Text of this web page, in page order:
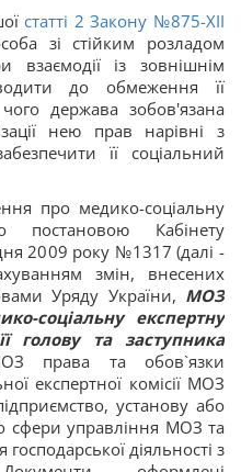
статті 2 Закону №875-ХІІ
зі стійким розладом
із зовнішнім
до обмеження її
чого держава зобов'язана
нею прав нарівні з
її соціальний
про медико-соціальну
постановою Кабінету
2009 року №1317 (далі -
змін, внесених
Уряду України, МОЗ
соціальну експертну
голову та заступника
права та обов`язки
експертної комісії МОЗ
установу або
сфери управління МОЗ та
діяльності з